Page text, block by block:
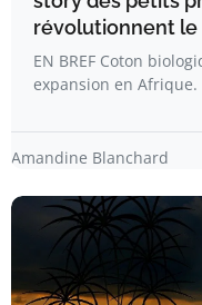
révolutionnent le
EN BREF Coton
expansion en Afrique.
Amandine Blanchard